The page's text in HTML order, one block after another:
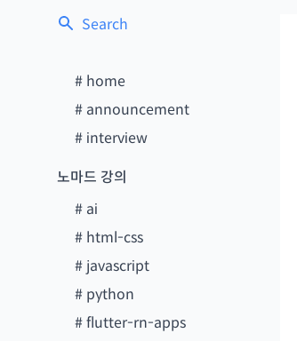
Search
# home
# announcement
# interview
노마드 강의
# ai
# html-css
# javascript
# python
#flutter-rn-apps